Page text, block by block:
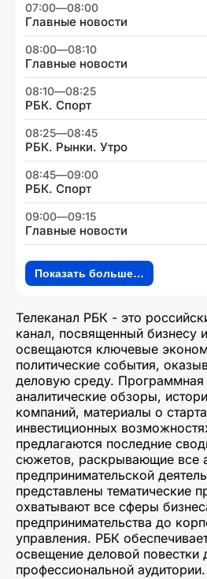
07:00—08:00
Главные новости
08:00—08:10
Главные новости
08:10—08:25
РБК. Спорт
08:25—08:45
РБК. Рынки. Утро
08:45—09:00
РБК. Спорт
09:00—09:15
Главные новости
Показать больше…
Телеканал РБК - это
канал, посвященный бизнесу
освещаются ключевые
политические события,
деловую среду. Программная
аналитические обзоры,
компаний, материалы о
инвестиционных
предлагаются последние
сюжетов, раскрывающие все
предпринимательской
представлены тематические
охватывают все сферы
предпринимательства до
управления. РБК
освещение деловой повестки
профессиональной аудитории.